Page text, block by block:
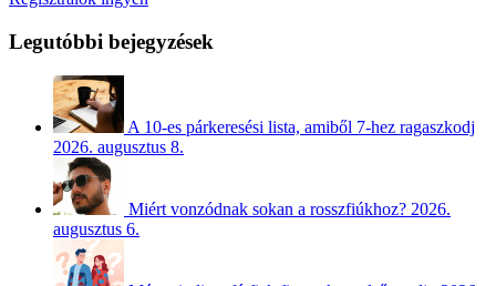
Legutóbbi bejegyzések
A 10-es párkeresési lista, amiből 7-hez ragaszkodj
2026. augusztus 8.
Miért vonzódnak sokan a rosszfiúkhoz? 2026.
augusztus 6.